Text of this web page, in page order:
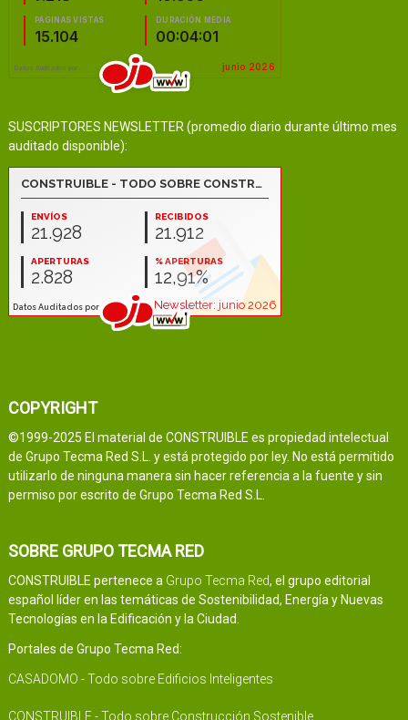
SUSCRIPTORES NEWSLETTER (promedio diario durante último mes
auditado disponible):
COPYRIGHT
©1999-2025 El material de CONSTRUIBLE es propiedad intelectual
de Grupo Tecma Red S.L. y está protegido por ley. No está permitido
utilizarlo de ninguna manera sin hacer referencia a la fuente y sin
permiso por escrito de Grupo Tecma Red S.L.
SOBRE GRUPO TECMA RED
CONSTRUIBLE pertenece a Grupo Tecma Red, el grupo editorial
español líder en las temáticas de Sostenibilidad, Energía y Nuevas
Tecnologías en la Edificación y la Ciudad.
Portales de Grupo Tecma Red:
CASADOMO - Todo sobre Edificios Inteligentes
CONSTRUIBLE - Todo sobre Construcción Sostenible